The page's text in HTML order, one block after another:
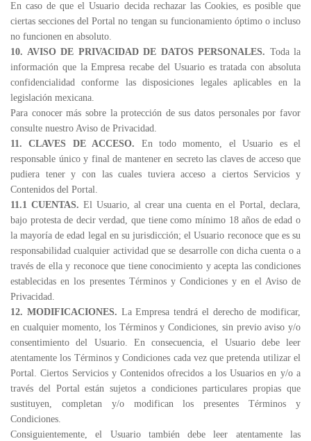
En caso de que el Usuario decida rechazar las Cookies, es posible que
ciertas secciones del Portal no tengan su funcionamiento óptimo o incluso
no funcionen en absoluto.
10. AVISO DE PRIVACIDAD DE DATOS PERSONALES. Toda la
información que la Empresa recabe del Usuario es tratada con absoluta
confidencialidad conforme las disposiciones legales aplicables en la
legislación mexicana.
Para conocer más sobre la protección de sus datos personales por favor
consulte nuestro Aviso de Privacidad.
11. CLAVES DE ACCESO. En todo momento, el Usuario es el
responsable único y final de mantener en secreto las claves de acceso que
pudiera tener y con las cuales tuviera acceso a ciertos Servicios y
Contenidos del Portal.
11.1 CUENTAS. El Usuario, al crear una cuenta en el Portal, declara,
bajo protesta de decir verdad, que tiene como mínimo 18 años de edad o
la mayoría de edad legal en su jurisdicción; el Usuario reconoce que es su
responsabilidad cualquier actividad que se desarrolle con dicha cuenta o a
través de ella y reconoce que tiene conocimiento y acepta las condiciones
establecidas en los presentes Términos y Condiciones y en el Aviso de
Privacidad.
12. MODIFICACIONES. La Empresa tendrá el derecho de modificar,
en cualquier momento, los Términos y Condiciones, sin previo aviso y/o
consentimiento del Usuario. En consecuencia, el Usuario debe leer
atentamente los Términos y Condiciones cada vez que pretenda utilizar el
Portal. Ciertos Servicios y Contenidos ofrecidos a los Usuarios en y/o a
través del Portal están sujetos a condiciones particulares propias que
sustituyen, completan y/o modifican los presentes Términos y
Condiciones.
Consiguientemente, el Usuario también debe leer atentamente las